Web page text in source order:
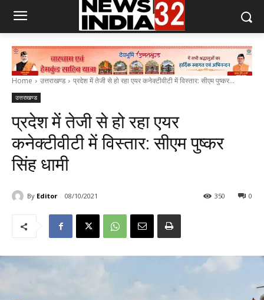
Home उत्तराखण्ड प्रदेश में तेजी से हो रहा एयर कनेक्टीवीटी में विस्तार: सीएम पुष्कर...
उत्तराखण्ड
प्रदेश में तेजी से हो रहा एयर
कनेक्टीवीटी में विस्तार: सीएम पुष्कर
सिंह धामी
By Editor 08/10/2021 0
350